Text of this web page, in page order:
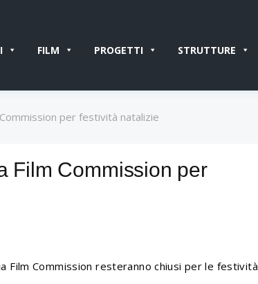
FILM PROGETTI STRUTTURE
per festività natalizie
Film Commission per
Film Commission resteranno chiusi per le festività